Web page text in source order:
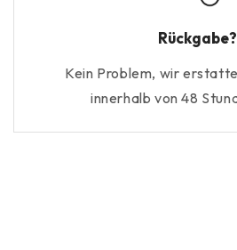
Rückgabe?
Kein Problem, wir
innerhalb von 48